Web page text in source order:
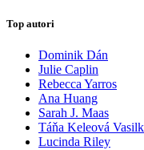
Top autori
Dominik Dán
Julie Caplin
Rebecca Yarros
Ana Huang
Sarah J. Maas
Táňa Keleová
Lucinda Riley